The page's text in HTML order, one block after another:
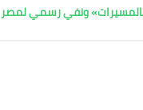
ونفي رسمي لمصر